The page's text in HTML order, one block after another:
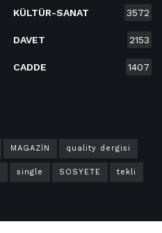
KÜLTÜR-SANAT 3572
DAVET 2153
CADDE 1407
MAGAZİN quality dergisi
single SOSYETE tekli